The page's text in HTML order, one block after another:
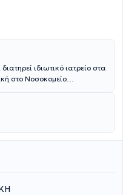
διατηρεί ιδιωτικό ιατρείο στα
στο Νοσοκομείο
Εταιρεία Βορείου Ελλάδος
μεταπτυχιακές σπουδές στη
Κέντρο Άμεσης Βοήθειας.